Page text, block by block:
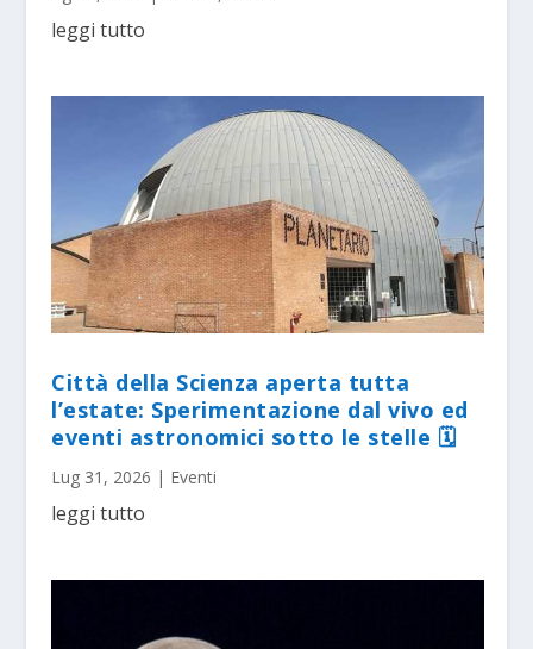
leggi tutto
Città della Scienza aperta tutta
l’estate: Sperimentazione dal vivo ed
eventi astronomici sotto le stelle 🗓
Lug 31, 2026 | Eventi
leggi tutto